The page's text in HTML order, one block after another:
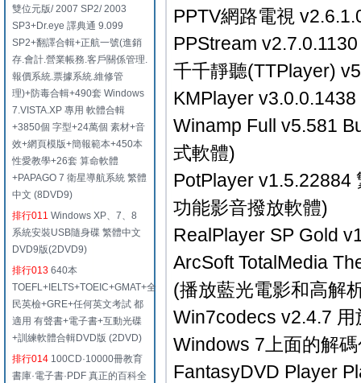
雙位元版/ 2007 SP2/ 2003
SP3+Dr.eye 譯典通 9.099
SP2+翻譯合輯+正航一號(進銷
存.會計.營業帳務.客戶關係管理.
報價系統.票據系統.維修管
理)+防毒合輯+490套 Windows
7.VISTA.XP 專用 軟體合輯
+3850個 字型+24萬個 素材+音
效+網頁模版+簡報範本+450本
性愛教學+26套 算命軟體
+PAPAGO 7 衛星導航系統 繁體
中文 (8DVD9)
排行011 Windows XP、7、8
系統安裝USB隨身碟 繁體中文
DVD9版(2DVD9)
排行013 640本
TOEFL+IELTS+TOEIC+GMAT+全
民英檢+GRE+任何英文考試 都
適用 有聲書+電子書+互動光碟
+訓練軟體合輯DVD版 (2DVD)
排行014 100CD·10000冊教育
書庫·電子書·PDF 真正的百科全
PPTV網路電視
PPStream
千千靜聽(TTPlayer)
KMPlayer
Winamp Full v5.581
式軟體)
PotPlayer v1.5.22884
功能影音撥放軟體)
RealPlayer SP Gold
ArcSoft TotalMedia
(播放藍光電影和高解
Win7codecs v2.4.7
Windows 7上面的解
FantasyDVD Player